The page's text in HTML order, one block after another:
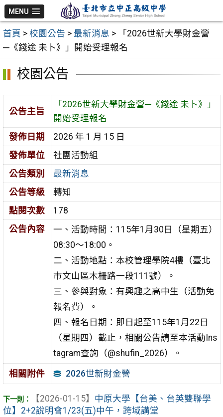
跳
至
主
要
MENU
首頁 > 校園公告 > 最新消息 >
「2026世新大學財金營
─《錢途 未卜》」開始受理報名
校園公告
公告主旨
「2026世新大學財金營─《錢途 未卜》」
開始受理報名
發佈日期
2026 年 1 月 15 日
發佈單位
社團活動組
公告類別
最新消息
公告等級
轉知
點閱次數
178
公告內容
一、活動時間：115年1月30日（星期五）
08:30～18:00。
二、活動地點：本校管理學院4樓（臺北
市文山區木柵路一段111號）。
三、參與對象：有興趣之高中生（活動免
報名費）。
四、報名日期：即日起至115年1月22日
（星期四）截止，相關公告請至本活動Ins
tagram查詢（@shufin_2026）。
相關附件 2026世新財金營
【2026-01-15】 中原大學【台美、台英雙聯學
位】2+2說明會1/23(五)中午，跨域講堂